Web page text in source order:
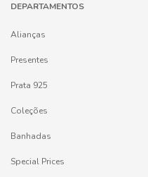
DEPARTAMENTOS
Alianças
Presentes
Prata 925
Coleções
Banhadas
Special Prices